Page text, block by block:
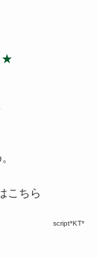
★
こちら
script*KT*